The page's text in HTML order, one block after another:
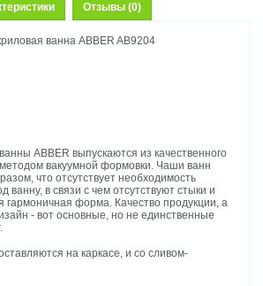
Отзывы (0)
ванна ABBER AB9204
ABBER выпускаются из качественного
вакуумной формовки. Чаши ванн
что отсутствует необходимость
ванну, в связи с чем отсутствуют стыки и
гармоничная форма. Качество продукции, а
- вот основные, но не единственные
на каркасе, и со сливом-